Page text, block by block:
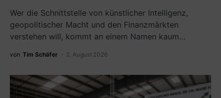
Wer die Schnittstelle von künstlicher Intelligenz,
geopolitischer Macht und den Finanzmärkten
verstehen will, kommt an einem Namen kaum…
von Tim Schäfer 2. August 2026